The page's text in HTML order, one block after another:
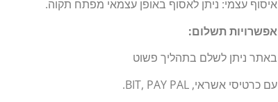
איסוף עצמי: ניתן לאסוף באופן עצמאי מפתח תקוה.
אפשרויות תשלום:
באתר ניתן לשלם בתהליך פשוט
עם כרטיסי אשראי, BIT, PAY PAL.